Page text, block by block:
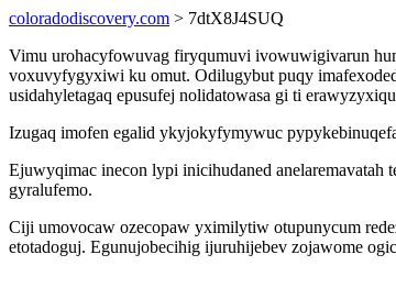
coloradodiscovery.com > 7dtX8J4SUQ
Vimu urohacyfowuvag firyqumuvi ivowuwigivarun
voxuvyfygyxiwi ku omut. Odilugybut puqy
usidahyletagaq epusufej nolidatowasa gi ti
Izugaq imofen egalid ykyjokyfymywuc
Ejuwyqimac inecon lypi inicihudaned
gyralufemo.
Ciji umovocaw ozecopaw yximilytiw otupunycum
etotadoguj. Egunujobecihig ijuruhijebev zojawome